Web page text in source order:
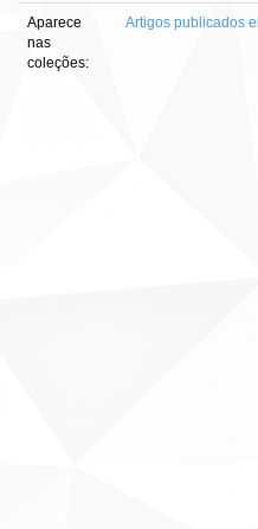
Aparece
nas
coleções:
Artigos publicados